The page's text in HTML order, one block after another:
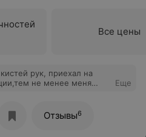
Все цены
рук, приехал на
не менее меня
разъяснением и
врачи
труд!
Еще
Отзывы6